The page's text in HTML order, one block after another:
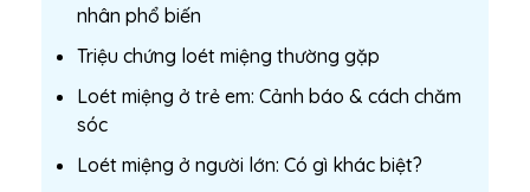
nhân phổ biến
Triệu chứng loét miệng thường gặp
Loét miệng ở trẻ em: Cảnh báo & cách chăm
sóc
Loét miệng ở người lớn: Có gì khác biệt?